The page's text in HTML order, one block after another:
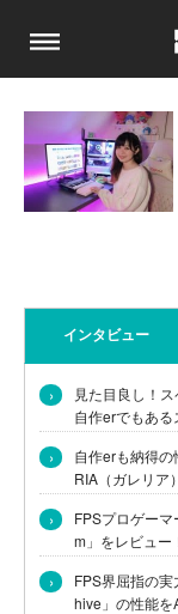
インタビュー
›
見た目良し！
自作erでもある
›
自作erも納得
RIA（ガレリア
›
FPSプロゲー
m」をレビュー
›
FPS界屈指の
hive」の性能を